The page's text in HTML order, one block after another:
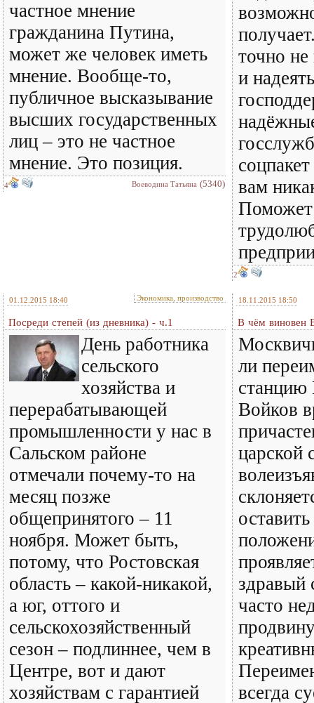
частное мнение
гражданина Путина,
может же человек иметь
мнение. Вообще-то,
публичное высказывание
высших государственных
лиц – это не частное
мнение. Это позиция.
4 Воеводина Татьяна (5340)
точно не
и
вам
Поможет
2
01.12.2015 18:40 Экономика, производство
Посреди степей (из дневника) - ч.1
День работника
сельского
хозяйства и
перерабатывающей
промышленности у нас в
Сальском районе
отмечали почему-то на
месяц позже
общепринятого – 11
ноября. Может быть,
потому, что Ростовская
область – какой-никакой,
а юг, оттого и
сельскохозяйственный
сезон – подлиннее, чем в
Центре, вот и дают
хозяйствам с гарантией
18.11.2015 18:50
В чём виновен
ли
станцию
Войков
царской
здравый
часто
всегда